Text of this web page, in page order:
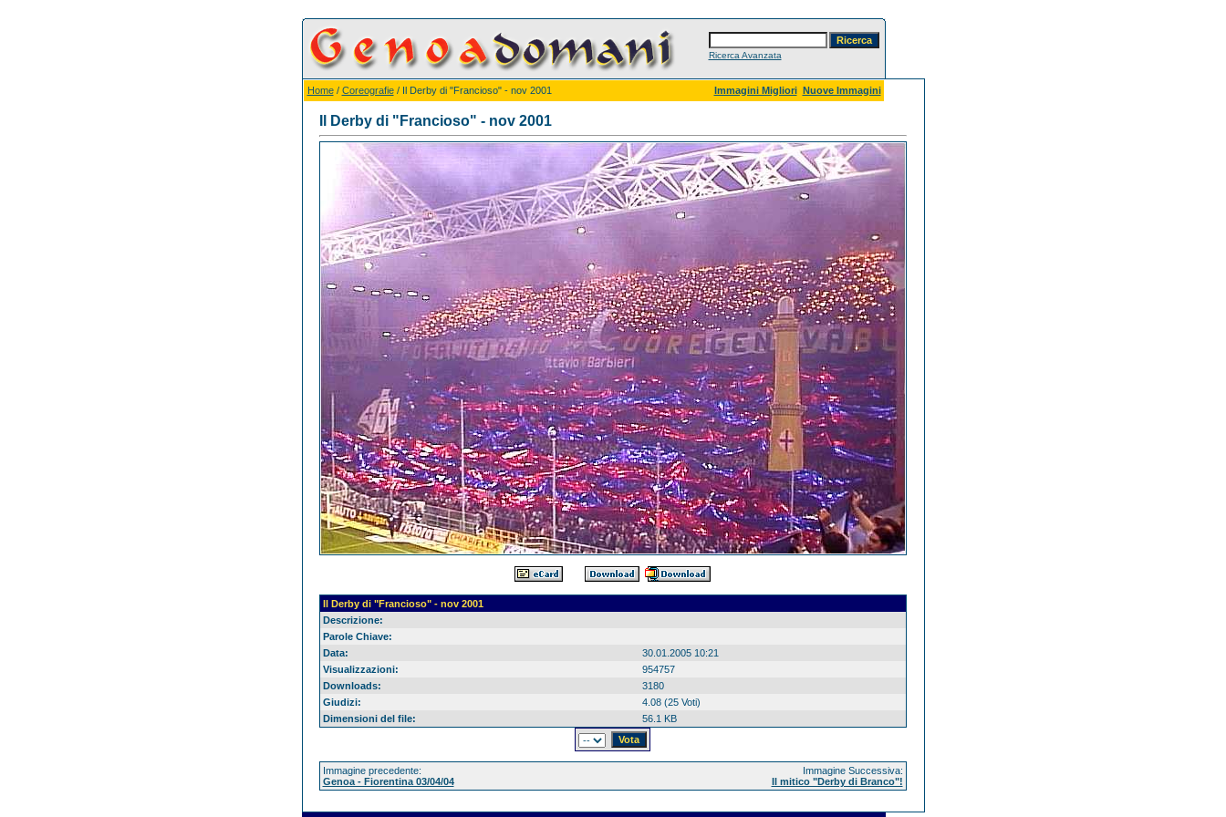
Ricerca Avanzata
Home/ Coreografie/ Il Derby di "Francioso" - nov 2001 Immagini Migliori Nuove Immagini
Il Derby di "Francioso" - nov 2001
Il Derby di "Francioso" - nov 2001
Descrizione:
Parole Chiave:
Data:
30.01.2005 10:21
Visualizzazioni:
954757
Downloads:
3180
Giudizi:
4.08 (25 Voti)
Dimensioni del file:
56.1 KB
Immagine precedente:
Genoa - Fiorentina 03/04/04
Immagine Successiva:
Il mitico "Derby di Branco"!